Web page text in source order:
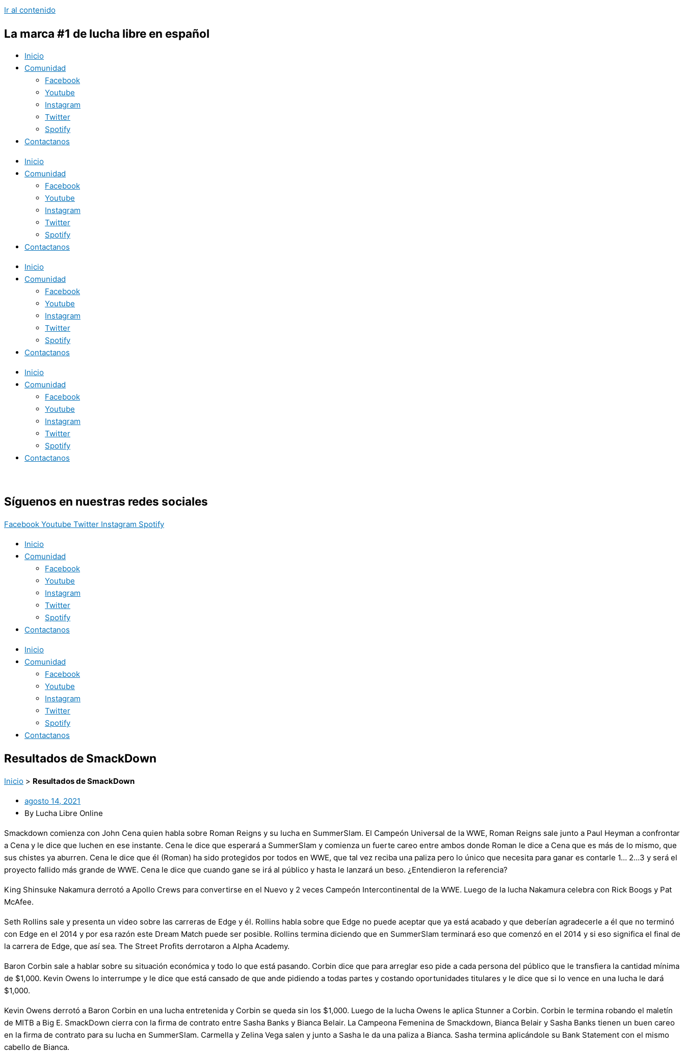
Ir al contenido
La marca #1 de lucha libre en español
Inicio
Comunidad
Facebook
Youtube
Instagram
Twitter
Spotify
Contactanos
Inicio
Comunidad
Facebook
Youtube
Instagram
Twitter
Spotify
Contactanos
Inicio
Comunidad
Facebook
Youtube
Instagram
Twitter
Spotify
Contactanos
Inicio
Comunidad
Facebook
Youtube
Instagram
Twitter
Spotify
Contactanos
Síguenos en nuestras redes sociales
Facebook Youtube Twitter Instagram Spotify
Inicio
Comunidad
Facebook
Youtube
Instagram
Twitter
Spotify
Contactanos
Inicio
Comunidad
Facebook
Youtube
Instagram
Twitter
Spotify
Contactanos
Resultados de SmackDown
Inicio > Resultados de SmackDown
agosto 14, 2021
By Lucha Libre Online
Smackdown comienza con John Cena quien habla sobre Roman Reigns y su lucha en SummerSlam. El Campeón Universal de la WWE, Roman Reigns sale junto a Paul Heyman a confrontar
a Cena y le dice que luchen en ese instante. Cena le dice que esperará a SummerSlam y comienza un fuerte careo entre ambos donde Roman le dice a Cena que es más de lo mismo, que
sus chistes ya aburren. Cena le dice que él (Roman) ha sido protegidos por todos en WWE, que tal vez reciba una paliza pero lo único que necesita para ganar es contarle 1… 2…3 y será el
proyecto fallido más grande de WWE. Cena le dice que cuando gane se irá al público y hasta le lanzará un beso. ¿Entendieron la referencia?
King Shinsuke Nakamura derrotó a Apollo Crews para convertirse en el Nuevo y 2 veces Campeón Intercontinental de la WWE. Luego de la lucha Nakamura celebra con Rick Boogs y Pat
McAfee.
Seth Rollins sale y presenta un video sobre las carreras de Edge y él. Rollins habla sobre que Edge no puede aceptar que ya está acabado y que deberían agradecerle a él que no terminó
con Edge en el 2014 y por esa razón este Dream Match puede ser posible. Rollins termina diciendo que en SummerSlam terminará eso que comenzó en el 2014 y si eso significa el final de
la carrera de Edge, que así sea. The Street Profits derrotaron a Alpha Academy.
Baron Corbin sale a hablar sobre su situación económica y todo lo que está pasando. Corbin dice que para arreglar eso pide a cada persona del público que le transfiera la cantidad mínima
de $1,000. Kevin Owens lo interrumpe y le dice que está cansado de que ande pidiendo a todas partes y costando oportunidades titulares y le dice que si lo vence en una lucha le dará
$1,000.
Kevin Owens derrotó a Baron Corbin en una lucha entretenida y Corbin se queda sin los $1,000. Luego de la lucha Owens le aplica Stunner a Corbin. Corbin le termina robando el maletín
de MITB a Big E. SmackDown cierra con la firma de contrato entre Sasha Banks y Bianca Belair. La Campeona Femenina de Smackdown, Bianca Belair y Sasha Banks tienen un buen careo
en la firma de contrato para su lucha en SummerSlam. Carmella y Zelina Vega salen y junto a Sasha le da una paliza a Bianca. Sasha termina aplicándole su Bank Statement con el mismo
cabello de Bianca.